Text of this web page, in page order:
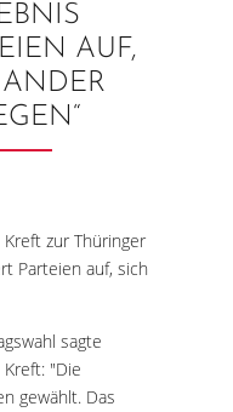
AUF,
zur Thüringer
Parteien auf, sich
sagte
"Die
gewählt. Das